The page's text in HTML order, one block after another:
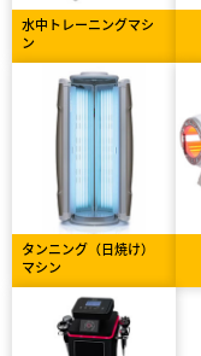
水中トレーニングマシ
ン
タンニング（日焼け）
マシン